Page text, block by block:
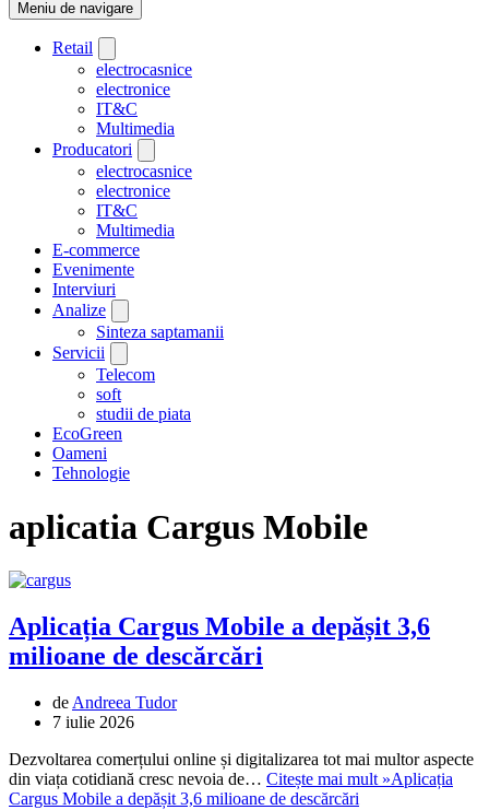
Meniu de navigare
Retail
electrocasnice
electronice
IT&C
Multimedia
Producatori
electrocasnice
electronice
IT&C
Multimedia
E-commerce
Evenimente
Interviuri
Analize
Sinteza saptamanii
Servicii
Telecom
soft
studii de piata
EcoGreen
Oameni
Tehnologie
aplicatia Cargus Mobile
Aplicația Cargus Mobile a depășit 3,6
milioane de descărcări
de Andreea Tudor
7 iulie 2026
Dezvoltarea comerțului online și digitalizarea tot mai multor aspecte
din viața cotidiană cresc nevoia de… Citește mai mult »Aplicația
Cargus Mobile a depășit 3,6 milioane de descărcări